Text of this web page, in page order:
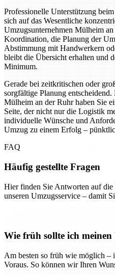
Professionelle Unterstützung
sich auf das Wesentliche
Umzugsunternehmen Mülheim
Koordination, die Planung der
Abstimmung mit Handwerkern
bleibt die Übersicht erhalten und
Minimum.
Gerade bei zeitkritischen oder
sorgfältige Planung
Mülheim an der Ruhr haben Sie
Seite, der nicht nur die Logistik
individuelle Wünsche und
Umzug zu einem Erfolg –
FAQ
Häufig gestellte Fragen
Hier finden Sie Antworten auf die
unseren Umzugsservice – damit
Wie früh sollte ich meinen
Am besten so früh wie möglich –
Voraus. So können wir Ihren